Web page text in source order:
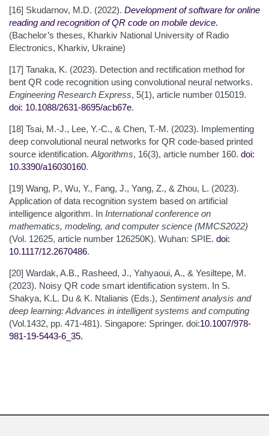
[16] Skudarnov, M.D. (2022). Development of software for online
reading and recognition of QR code on mobile device.
(Bachelor’s theses, Kharkiv National University of Radio
Electronics, Kharkiv, Ukraine)
[17] Tanaka, K. (2023). Detection and rectification method for
bent QR code recognition using convolutional neural networks.
Engineering Research Express, 5(1), article number 015019.
doi: 10.1088/2631-8695/acb67e.
[18] Tsai, M.-J., Lee, Y.-C., & Chen, T.-M. (2023). Implementing
deep convolutional neural networks for QR code-based printed
source identification. Algorithms, 16(3), article number 160. doi:
10.3390/a16030160.
[19] Wang, P., Wu, Y., Fang, J., Yang, Z., & Zhou, L. (2023).
Application of data recognition system based on artificial
intelligence algorithm. In International conference on
mathematics, modeling, and computer science (MMCS2022)
(Vol. 12625, article number 126250K). Wuhan: SPIE. doi:
10.1117/12.2670486.
[20] Wardak, A.B., Rasheed, J., Yahyaoui, A., & Yesiltepe, M.
(2023). Noisy QR code smart identification system. In S.
Shakya, K.L. Du & K. Ntalianis (Eds.), Sentiment analysis and
deep learning: Advances in intelligent systems and computing
(Vol.1432, pp. 471-481). Singapore: Springer. doi:10.1007/978-
981-19-5443-6_35.